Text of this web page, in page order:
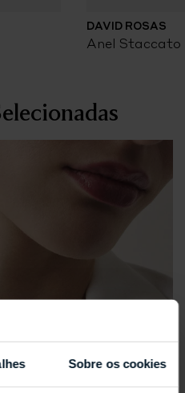
Sobre os cookies
DAVID ROSAS
Anel Staccato